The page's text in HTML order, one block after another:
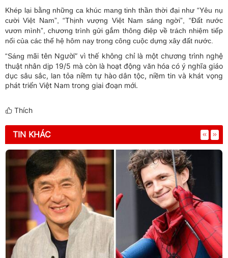
Khép lại bằng những ca khúc mang tinh thần thời đại như “Yêu nụ
cười Việt Nam”, “Thịnh vượng Việt Nam sáng ngời”, “Đất nước
vươn mình”, chương trình gửi gắm thông điệp về trách nhiệm tiếp
nối của các thế hệ hôm nay trong công cuộc dựng xây đất nước.
“Sáng mãi tên Người” vì thế không chỉ là một chương trình nghệ
thuật nhân dịp 19/5 mà còn là hoạt động văn hóa có ý nghĩa giáo
dục sâu sắc, lan tỏa niềm tự hào dân tộc, niềm tin và khát vọng
phát triển Việt Nam trong giai đoạn mới.
Thích
TIN KHÁC